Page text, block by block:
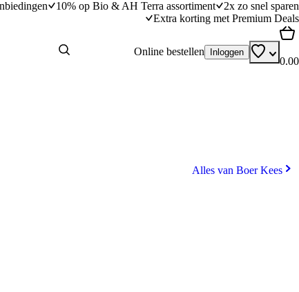
10% op Bio & AH Terra assortiment
2x zo snel sparen
Extra korting met Premium Deals
Online bestellen Inloggen
0.00
Alles van Boer Kees